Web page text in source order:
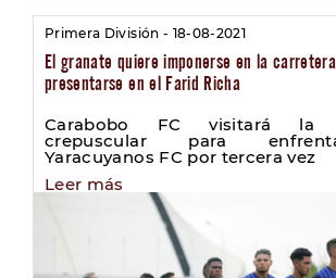
Primera División - 18-08-2021
El granate quiere imponerse en la
presentarse en el Farid Richa
Carabobo FC visitará la
crepuscular para
Yaracuyanos FC por tercera vez
Leer más